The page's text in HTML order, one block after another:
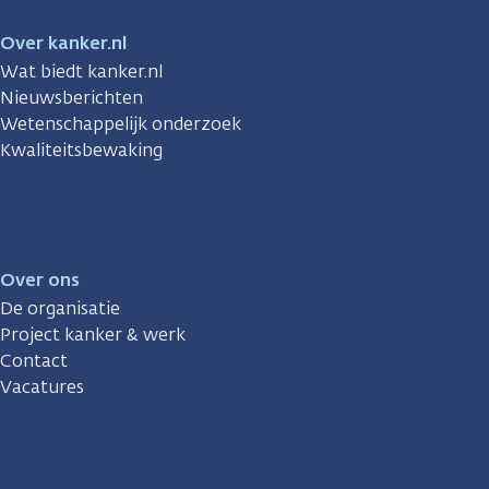
Over kanker.nl
Wat biedt kanker.nl
Nieuwsberichten
Wetenschappelijk onderzoek
Kwaliteitsbewaking
Over ons
De organisatie
Project kanker & werk
Contact
Vacatures